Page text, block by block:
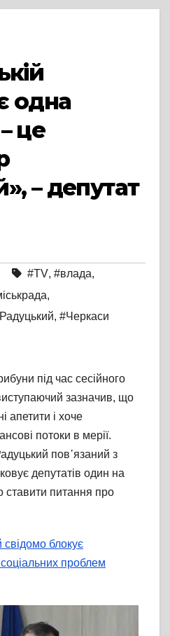
одна
це
– депутат
#TV, #влада,
,
, #Черкаси
під час сесійного
зазначив, що
апетити і хоче
потоки в мерії.
пов᾽язаний з
депутатів один на
ставити питання про
блокує
проблем